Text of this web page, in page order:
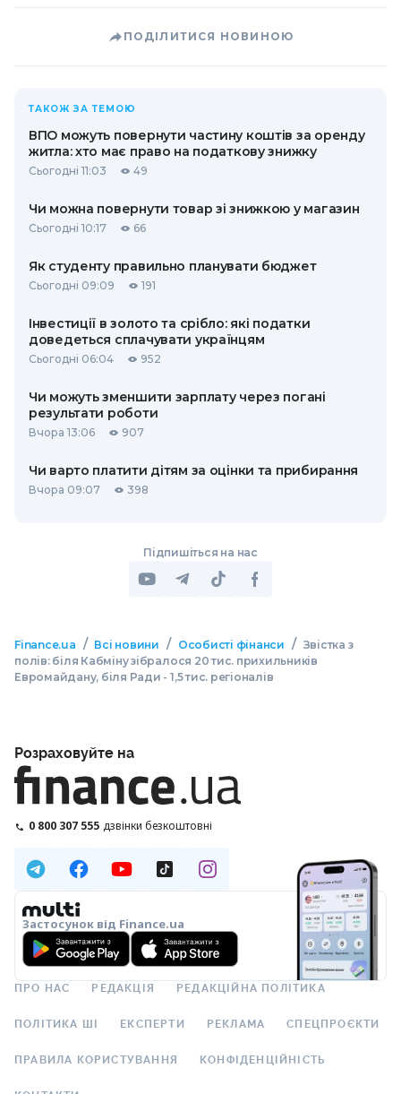
ПОДІЛИТИСЯ НОВИНОЮ
ТАКОЖ ЗА ТЕМОЮ
ВПО можуть повернути частину коштів за оренду
житла: хто має право на податкову знижку
Сьогодні 11:03 49
Чи можна повернути товар зі знижкою у магазин
Сьогодні 10:17 66
Як студенту правильно планувати бюджет
Сьогодні 09:09 191
Інвестиції в золото та срібло: які податки
доведеться сплачувати українцям
Сьогодні 06:04 952
Чи можуть зменшити зарплату через погані
результати роботи
Вчора 13:06 907
Чи варто платити дітям за оцінки та прибирання
Вчора 09:07 398
Підпишіться на нас
Finance.ua / Всі новини / Особисті фінанси / Звістка з
полів: біля Кабміну зібралося 20 тис. прихильників
Евромайдану, біля Ради - 1,5 тис. регіоналів
Розраховуйте на
0 800 307 555 дзвінки безкоштовні
Застосунок від Finance.ua
ПРО НАС РЕДАКЦІЯ РЕДАКЦІЙНА ПОЛІТИКА
ПОЛІТИКА ШІ ЕКСПЕРТИ РЕКЛАМА СПЕЦПРОЄКТИ
ПРАВИЛА КОРИСТУВАННЯ КОНФІДЕНЦІЙНІСТЬ